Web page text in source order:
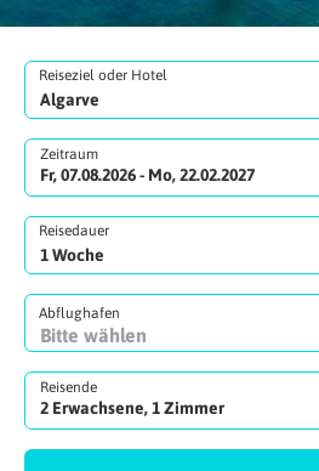
Reiseziel oder Hotel
Zeitraum
Fr, 07.08.2026 - Mo, 22.02.2027
Reisedauer
Abflughafen
Reisende
2 Erwachsene, 1 Zimmer